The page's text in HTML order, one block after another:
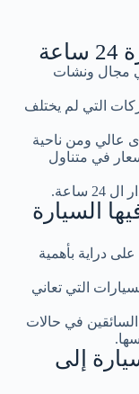
مجال ونشات
التي لم يختلف
عالي ومن ناحية
في متناول
السيارة
دراية بأهمية
التي تعاني
في حالات
إلى